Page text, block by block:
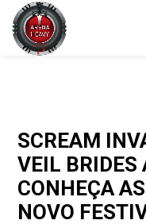
SCREAM
VEIL BRIDES
CONHEÇA
NOVO